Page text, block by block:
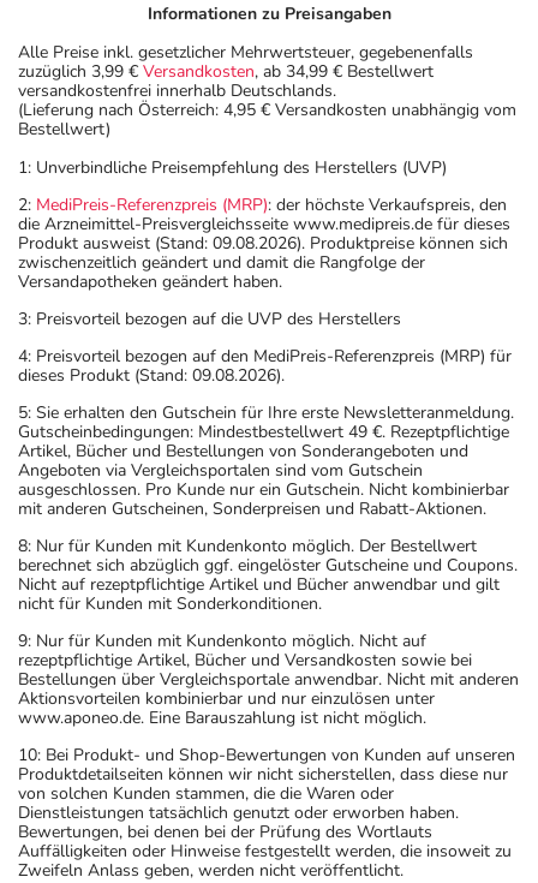
Informationen zu Preisangaben
Alle Preise inkl. gesetzlicher Mehrwertsteuer, gegebenenfalls
zuzüglich 3,99 € Versandkosten, ab 34,99 € Bestellwert
versandkostenfrei innerhalb Deutschlands.
(Lieferung nach Österreich: 4,95 € Versandkosten unabhängig vom
Bestellwert)
1: Unverbindliche Preisempfehlung des Herstellers (UVP)
2: MediPreis-Referenzpreis (MRP): der höchste Verkaufspreis, den
die Arzneimittel-Preisvergleichsseite www.medipreis.de für dieses
Produkt ausweist (Stand: 09.08.2026). Produktpreise können sich
zwischenzeitlich geändert und damit die Rangfolge der
Versandapotheken geändert haben.
3: Preisvorteil bezogen auf die UVP des Herstellers
4: Preisvorteil bezogen auf den MediPreis-Referenzpreis (MRP) für
dieses Produkt (Stand: 09.08.2026).
5: Sie erhalten den Gutschein für Ihre erste Newsletteranmeldung.
Gutscheinbedingungen: Mindestbestellwert 49 €. Rezeptpflichtige
Artikel, Bücher und Bestellungen von Sonderangeboten und
Angeboten via Vergleichsportalen sind vom Gutschein
ausgeschlossen. Pro Kunde nur ein Gutschein. Nicht kombinierbar
mit anderen Gutscheinen, Sonderpreisen und Rabatt-Aktionen.
8: Nur für Kunden mit Kundenkonto möglich. Der Bestellwert
berechnet sich abzüglich ggf. eingelöster Gutscheine und Coupons.
Nicht auf rezeptpflichtige Artikel und Bücher anwendbar und gilt
nicht für Kunden mit Sonderkonditionen.
9: Nur für Kunden mit Kundenkonto möglich. Nicht auf
rezeptpflichtige Artikel, Bücher und Versandkosten sowie bei
Bestellungen über Vergleichsportale anwendbar. Nicht mit anderen
Aktionsvorteilen kombinierbar und nur einzulösen unter
www.aponeo.de. Eine Barauszahlung ist nicht möglich.
10: Bei Produkt- und Shop-Bewertungen von Kunden auf unseren
Produktdetailseiten können wir nicht sicherstellen, dass diese nur
von solchen Kunden stammen, die die Waren oder
Dienstleistungen tatsächlich genutzt oder erworben haben.
Bewertungen, bei denen bei der Prüfung des Wortlauts
Auffälligkeiten oder Hinweise festgestellt werden, die insoweit zu
Zweifeln Anlass geben, werden nicht veröffentlicht.